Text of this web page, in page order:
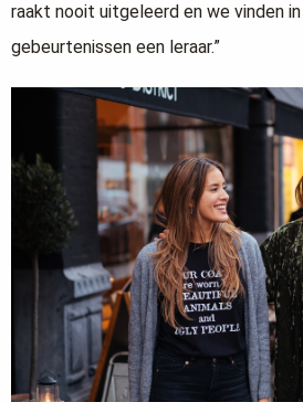
raakt nooit uitgeleerd en we vinden
gebeurtenissen een leraar.”